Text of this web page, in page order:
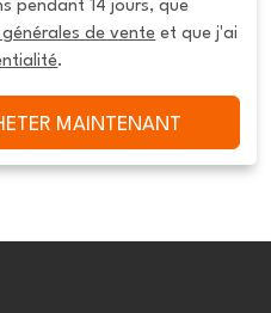
pendant 14 jours, que
de vente et que j'ai
.
MAINTENANT